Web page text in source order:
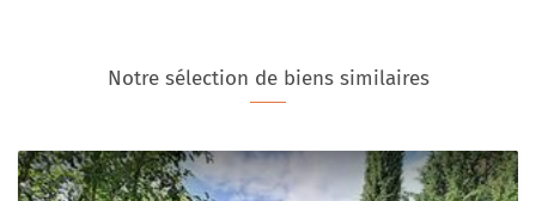
Notre sélection de biens similaires